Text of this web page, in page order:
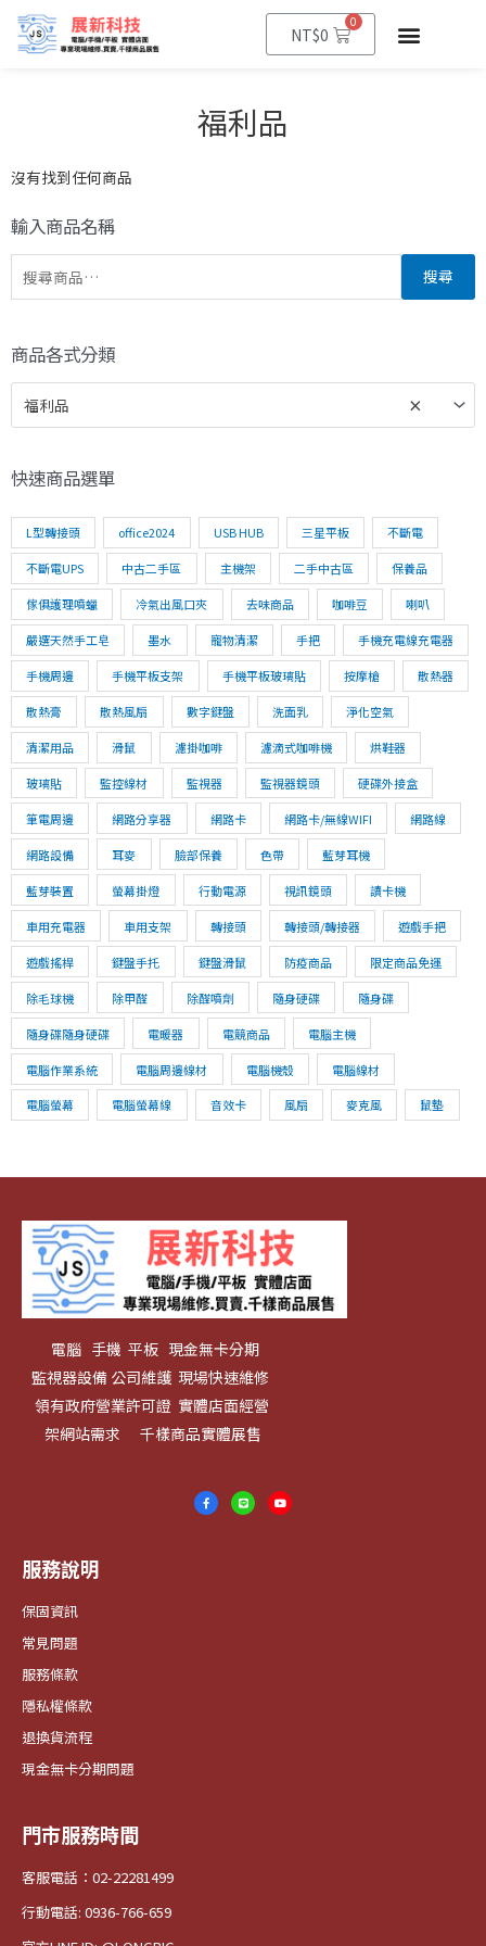
NT$0
0
福利品
輸入商品名稱
搜尋
商品各式分類
×
福利品
快速商品選單
L型轉接頭 office2024 USB HUB 三星平板 不斷電
不斷電UPS 中古二手區 主機架 二手中古區 保養品
傢俱護理噴蠟 冷氣出風口夾 去味商品 咖啡豆 喇叭
嚴選天然手工皂 墨水 寵物清潔 手把 手機充電線充電器
手機周邊 手機平板支架 手機平板玻璃貼 按摩槍 散熱器
散熱膏 散熱風扇 數字鍵盤 洗面乳 淨化空氣
清潔用品 滑鼠 濾掛咖啡 濾滴式咖啡機 烘鞋器
玻璃貼 監控線材 監視器 監視器鏡頭 硬碟外接盒
筆電周邊 網路分享器 網路卡 網路卡/無線WIFI 網路線
網路設備 耳麥 臉部保養 色帶 藍芽耳機
藍芽裝置 螢幕掛燈 行動電源 視訊鏡頭 讀卡機
車用充電器 車用支架 轉接頭 轉接頭/轉接器 遊戲手把
遊戲搖桿 鍵盤手托 鍵盤滑鼠 防疫商品 限定商品免運
除毛球機 除甲醛 除醛噴劑 隨身硬碟 隨身碟
隨身碟隨身硬碟 電暖器 電競商品 電腦主機
電腦作業系統 電腦周邊線材 電腦機殼 電腦線材
電腦螢幕 電腦螢幕線 音效卡 風扇 麥克風 鼠墊
沒有找到任何商品
電腦 手機 平板 現金無卡分期
監視器設備 公司維護 現場快速維修
領有政府營業許可證 實體店面經營
架網站需求 千樣商品實體展售
服務說明
保固資訊
常見問題
服務條款
隱私權條款
退換貨流程
現金無卡分期問題
門市服務時間
客服電話：02-22281499
行動電話: 0936-766-659